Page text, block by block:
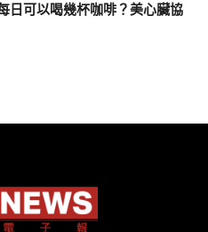
日可以喝幾杯咖啡？美心臟協